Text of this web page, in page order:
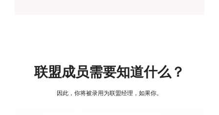
联盟成员需要知道什么？
因此，你将被录用为联盟经理，如果你。